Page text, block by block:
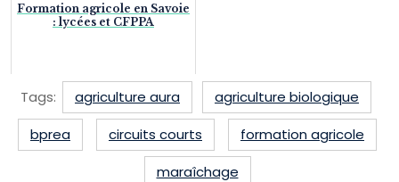
Formation agricole en Savoie
: lycées et CFPPA
Tags: agriculture aura
agriculture biologique
bprea
circuits courts
formation agricole
maraîchage